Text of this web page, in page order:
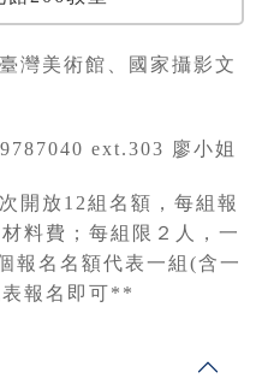
灣美術館、國家攝影文
ext.303 廖小姐
開放12組名額，每組報
料費；每組限２人，一
報名名額代表一組(含一
報名即可**